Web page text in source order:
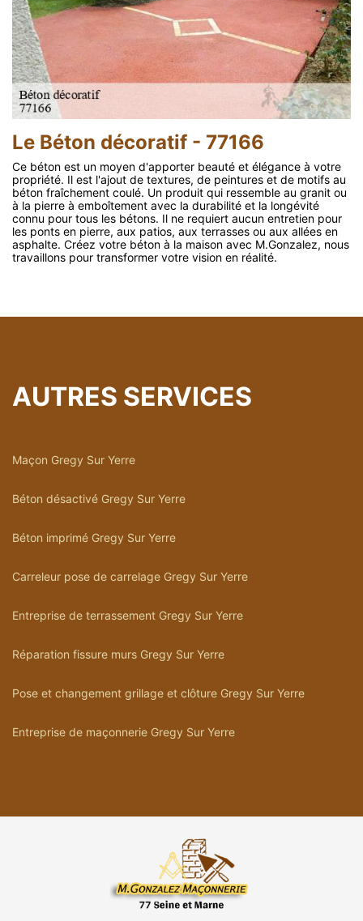
Le Béton décoratif - 77166
Ce béton est un moyen d'apporter beauté et élégance à votre
propriété. Il est l'ajout de textures, de peintures et de motifs au
béton fraîchement coulé. Un produit qui ressemble au granit ou
à la pierre à emboîtement avec la durabilité et la longévité
connu pour tous les bétons. Il ne requiert aucun entretien pour
les ponts en pierre, aux patios, aux terrasses ou aux allées en
asphalte. Créez votre béton à la maison avec M.Gonzalez, nous
travaillons pour transformer votre vision en réalité.
AUTRES SERVICES
Maçon Gregy Sur Yerre
Béton désactivé Gregy Sur Yerre
Béton imprimé Gregy Sur Yerre
Carreleur pose de carrelage Gregy Sur Yerre
Entreprise de terrassement Gregy Sur Yerre
Réparation fissure murs Gregy Sur Yerre
Pose et changement grillage et clôture Gregy Sur Yerre
Entreprise de maçonnerie Gregy Sur Yerre